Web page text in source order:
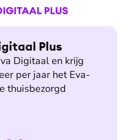
Plus
Digitaal en krijg
per jaar het Eva-
thuisbezorgd